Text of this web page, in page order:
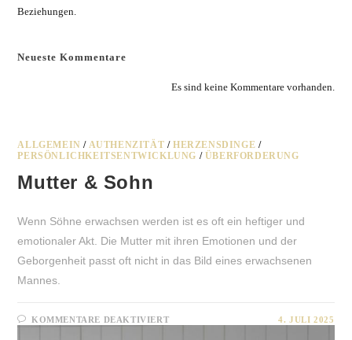
Beziehungen.
Neueste Kommentare
Es sind keine Kommentare vorhanden.
ALLGEMEIN / AUTHENZITÄT /HERZENSDINGE /
PERSÖNLICHKEITSENTWICKLUNG / ÜBERFORDERUNG
Mutter & Sohn
Wenn Söhne erwachsen werden ist es oft ein heftiger und
emotionaler Akt. Die Mutter mit ihren Emotionen und der
Geborgenheit passt oft nicht in das Bild eines erwachsenen
Mannes.
KOMMENTARE DEAKTIVIERTFÜR
4. JULI 2025